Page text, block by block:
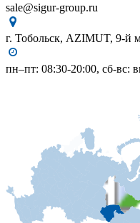
sale@sigur-group.ru
г. Тобольск, AZIMUT, 9-й
пн–пт: 08:30-20:00, сб-вс: